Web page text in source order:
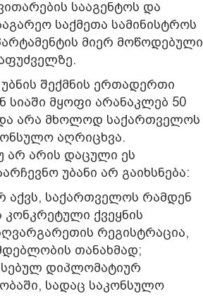
სააგენტოს და
საქმეთა სამინისტროს
მიერ მოწოდებული
შექმნის ერთადერთი
სიაში მყოფი არანაკლებ 50
არა მხოლოდ საქართველოს
აღრიცხვა.
არ არის დაცული ეს
უბანი არ გაიხსნება:
აქვს, საქართველოს რამდენ
კონკრეტული ქვეყნის
რეგისტრაცია,
თანახმად;
დიპლომატიურ
სადაც საკონსულო